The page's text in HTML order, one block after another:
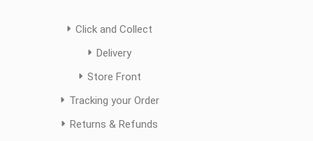
Click and Collect
Delivery
Store Front
Tracking your Order
Returns & Refunds